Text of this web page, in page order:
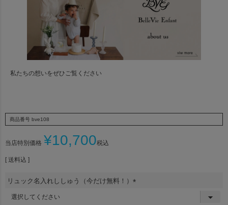
私たちの想いをぜひご覧ください
商品番号 bve108
当店特別価格 ¥10,700税込
送料込
リュック名入れししゅう（今だけ無料！）